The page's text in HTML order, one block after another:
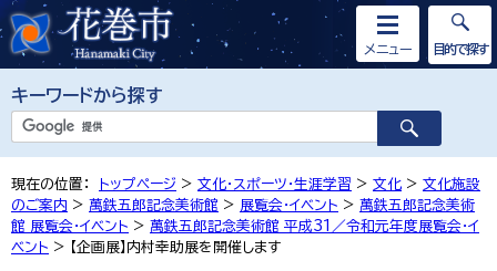
キーワードから探す
メニュー 目的で探す
現在の位置： トップページ > 文化・スポーツ・生涯学習 > 文化 > 文化施設
のご案内 > 萬鉄五郎記念美術館 > 展覧会・イベント > 萬鉄五郎記念美術
館 展覧会・イベント > 萬鉄五郎記念美術館 平成31／令和元年度展覧会・イ
ベント > 【企画展】内村幸助展を開催します